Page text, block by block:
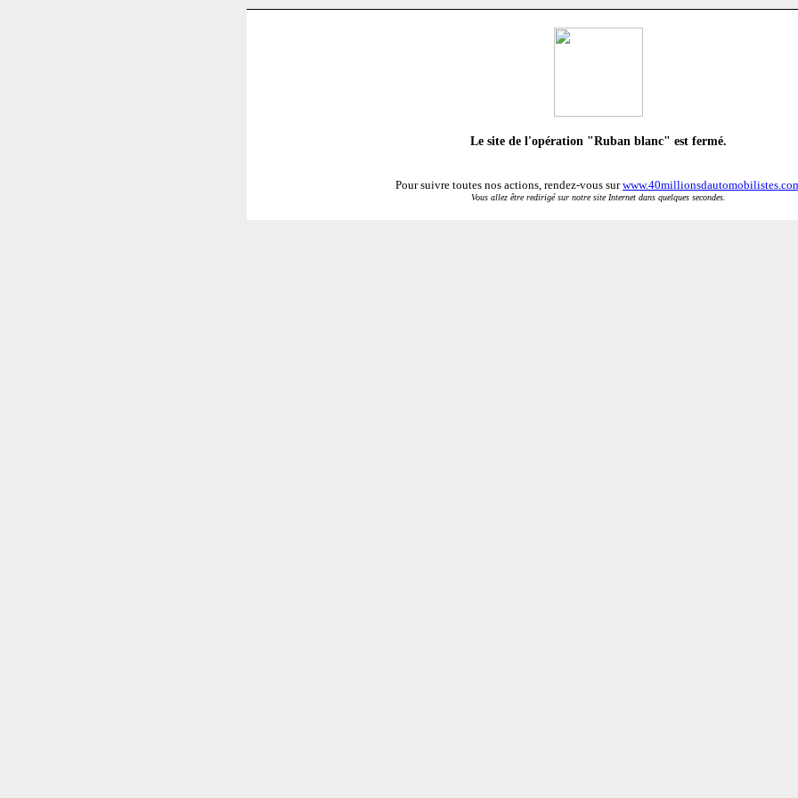
Le site de l'opération "Ruban blanc" est fermé.
Pour suivre toutes nos actions, rendez-vous sur
Vous allez être redirigé sur notre site Internet dans quelques secondes.